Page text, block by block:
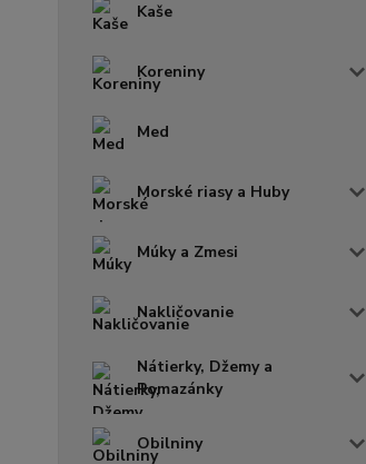
Kaše
Koreniny
Med
Morské riasy a Huby
Múky a Zmesi
Nakličovanie
Nátierky, Džemy a
Pomazánky
Obilniny